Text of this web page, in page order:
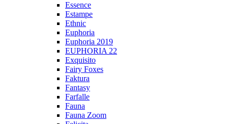
Essence
Estampe
Ethnic
Euphoria
Euphoria 2019
EUPHORIA 22
Exquisito
Fairy Foxes
Faktura
Fantasy
Farfalle
Fauna
Fauna Zoom